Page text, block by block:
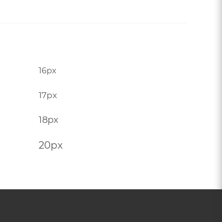
16px
17px
18px
20px